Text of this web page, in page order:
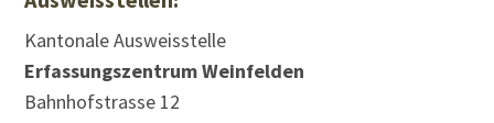
Kantonale Ausweisstelle
Erfassungszentrum Weinfelden
Bahnhofstrasse 12